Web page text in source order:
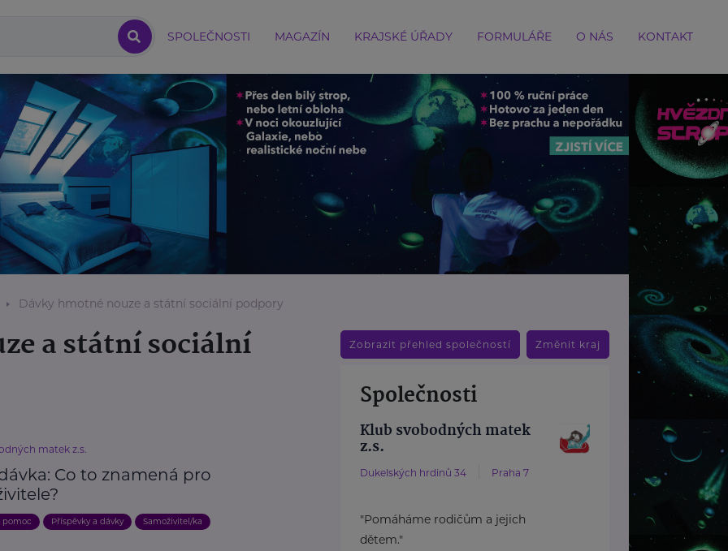
SPOLEČNOSTI MAGAZÍN KRAJSKÉ ÚŘADY FORMULÁŘE O NÁS KONTAKT
Dávky hmotné nouze a státní sociální podpory
a státní sociální
matek z.s.
Co to znamená pro
pomoc Příspěvky a dávky Samoživitel/ka
Zobrazit přehled společností Změnit kraj
Společnosti
Klub svobodných matek
z.s.
Dukelských hrdinů 34 Praha 7
"Pomáháme rodičům a jejich
dětem."